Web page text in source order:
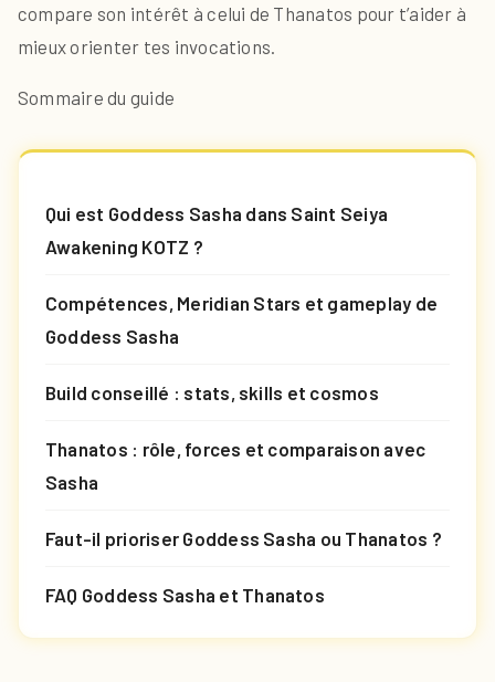
compare son intérêt à celui de Thanatos pour t’aider à
mieux orienter tes invocations.
Sommaire du guide
Qui est Goddess Sasha dans Saint Seiya
Awakening KOTZ ?
Compétences, Meridian Stars et gameplay de
Goddess Sasha
Build conseillé : stats, skills et cosmos
Thanatos : rôle, forces et comparaison avec
Sasha
Faut-il prioriser Goddess Sasha ou Thanatos ?
FAQ Goddess Sasha et Thanatos